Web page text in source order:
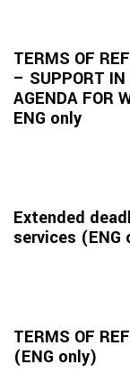
TERMS OF
– SUPPORT IN
AGENDA FOR
ENG only
Extended
services (ENG
TERMS OF
(ENG only)